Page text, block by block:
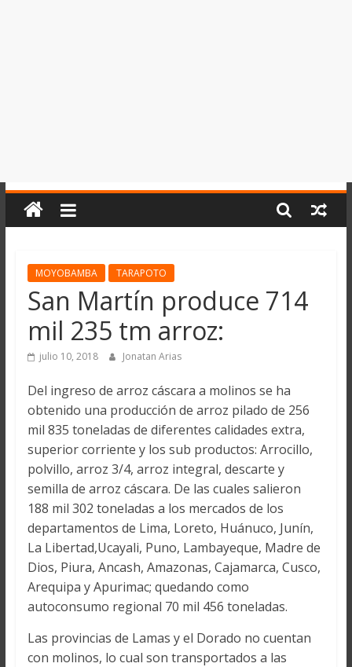
MOYOBAMBA TARAPOTO
San Martín produce 714
mil 235 tm arroz:
julio 10, 2018 Jonatan Arias
Del ingreso de arroz cáscara a molinos se ha
obtenido una producción de arroz pilado de 256
mil 835 toneladas de diferentes calidades extra,
superior corriente y los sub productos: Arrocillo,
polvillo, arroz 3/4, arroz integral, descarte y
semilla de arroz cáscara. De las cuales salieron
188 mil 302 toneladas a los mercados de los
departamentos de Lima, Loreto, Huánuco, Junín,
La Libertad,Ucayali, Puno, Lambayeque, Madre de
Dios, Piura, Ancash, Amazonas, Cajamarca, Cusco,
Arequipa y Apurimac; quedando como
autoconsumo regional 70 mil 456 toneladas.
Las provincias de Lamas y el Dorado no cuentan
con molinos, lo cual son transportados a las